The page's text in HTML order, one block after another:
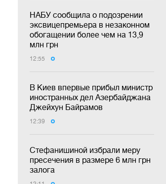
НАБУ сообщила о подозрении
эксвицепремьера в незаконном
обогащении более чем на 13,9
млн грн
12:55
В Киев впервые прибыл министр
иностранных дел Азербайджана
Джейхун Байрамов
12:39
Стефанишиной избрали меру
пресечения в размере 6 млн грн
залога